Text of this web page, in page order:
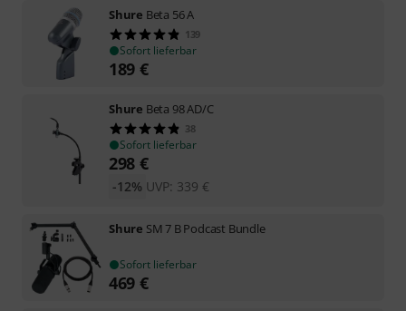
Shure Beta 56 A
139
Sofort lieferbar
189 €
Shure Beta 98 AD/C
38
Sofort lieferbar
298 €
UVP: 339 €
-12%
Shure SM 7 B Podcast Bundle
Sofort lieferbar
469 €